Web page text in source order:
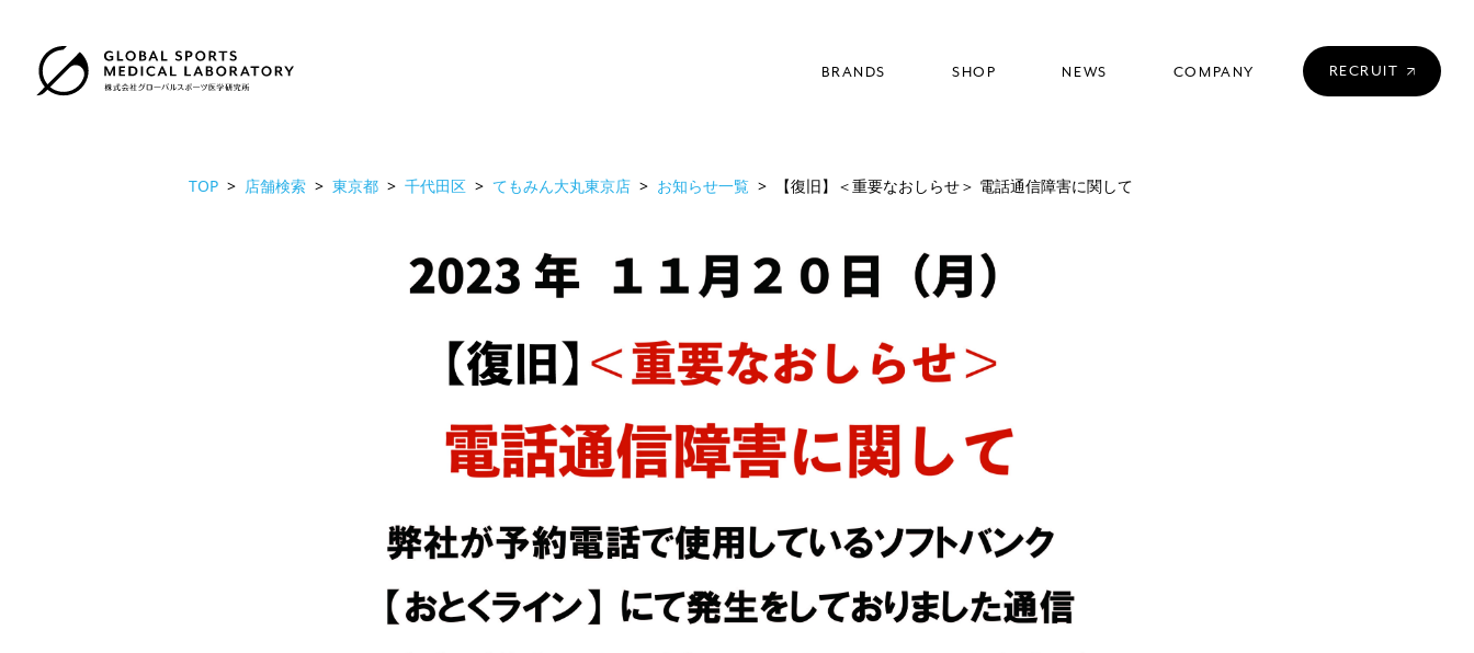
BRANDSブランド SHOP店舗一覧 NEWSニュース COMPANY
会社情報 RECRUIT
TOP 店舗検索 東京都 千代田区 てもみん大丸東京店 お知らせ一覧 【復旧】＜重要なおしらせ＞ 電話通信障害に関して